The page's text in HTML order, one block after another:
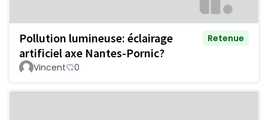
Pollution lumineuse: éclairage
artificiel axe Nantes-Pornic?
Retenue
Vincent 0